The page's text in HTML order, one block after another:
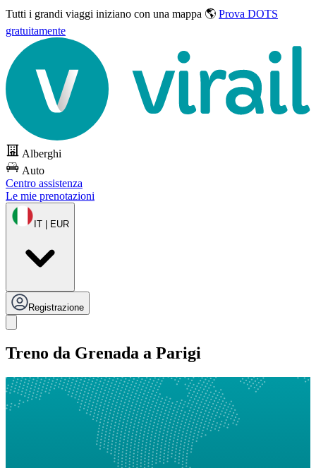
Tutti i grandi viaggi iniziano con una mappa 🌎 Prova DOTS
gratuitamente
Alberghi
Auto
Centro assistenza
Le mie prenotazioni
IT | EUR
Registrazione
Treno da Grenada a Parigi